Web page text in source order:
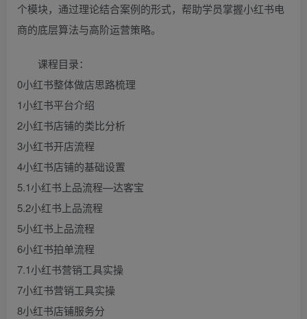
个模块，通过理论结合案例的形式，帮助学员掌握小红书电
商的底层算法与高阶运营策略。
课程目录：
0小红书整体做店思路梳理
1小红书平台介绍
2小红书店铺的类比分析
3小红书开店流程
4小红书店铺的基础设置
5.1小红书上品流程—达客宝
5.2小红书上品流程
5小红书上品流程
6小红书拍单流程
7.1小红书营销工具实操
7小红书营销工具实操
8小红书店铺服务分